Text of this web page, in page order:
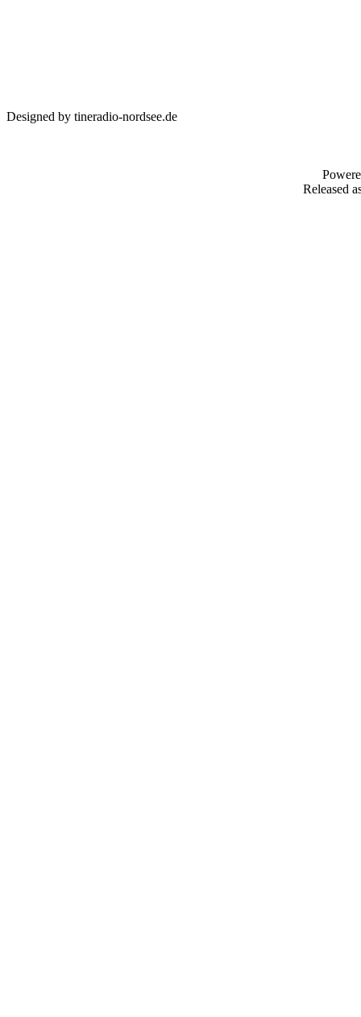
Designed by tineradio-nordsee.de
Released